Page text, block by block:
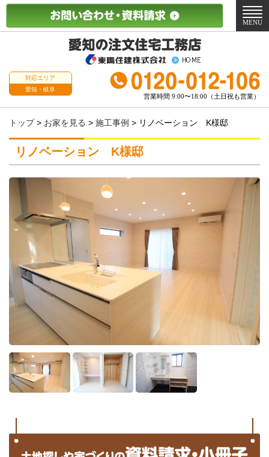
対応エリア
愛知・岐阜
営業時間 9:00〜18:00（土日祝も営業）
メ
ニ
MENU
トップ> お家を見る > 施工事例 > リノベーション K様邸
リノベーション K様邸